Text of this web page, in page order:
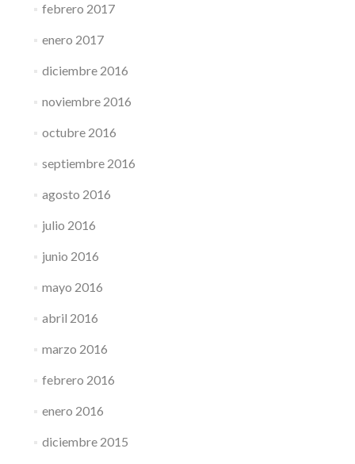
febrero 2017
enero 2017
diciembre 2016
noviembre 2016
octubre 2016
septiembre 2016
agosto 2016
julio 2016
junio 2016
mayo 2016
abril 2016
marzo 2016
febrero 2016
enero 2016
diciembre 2015